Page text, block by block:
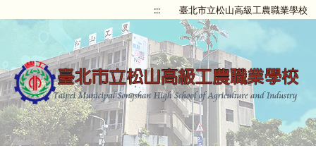
::: 臺北市立松山高級工農職業學校